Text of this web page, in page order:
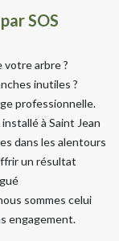
SOS
votre arbre ?
inutiles ?
professionnelle.
à Saint Jean
dans les alentours
un résultat
sommes celui
engagement.